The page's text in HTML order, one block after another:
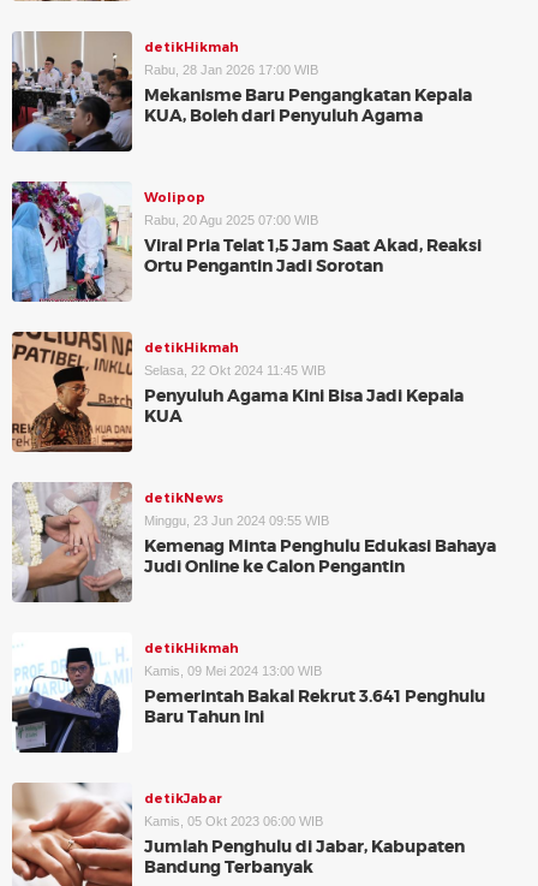
detikHikmah
Rabu, 28 Jan 2026 17:00 WIB
Mekanisme Baru Pengangkatan Kepala
KUA, Boleh dari Penyuluh Agama
Wolipop
Rabu, 20 Agu 2025 07:00 WIB
Viral Pria Telat 1,5 Jam Saat Akad, Reaksi
Ortu Pengantin Jadi Sorotan
detikHikmah
Selasa, 22 Okt 2024 11:45 WIB
Penyuluh Agama Kini Bisa Jadi Kepala
KUA
detikNews
Minggu, 23 Jun 2024 09:55 WIB
Kemenag Minta Penghulu Edukasi Bahaya
Judi Online ke Calon Pengantin
detikHikmah
Kamis, 09 Mei 2024 13:00 WIB
Pemerintah Bakal Rekrut 3.641 Penghulu
Baru Tahun Ini
detikJabar
Kamis, 05 Okt 2023 06:00 WIB
Jumlah Penghulu di Jabar, Kabupaten
Bandung Terbanyak